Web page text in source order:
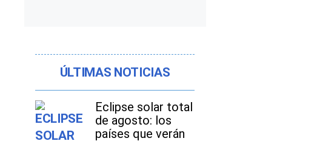
ÚLTIMAS NOTICIAS
Eclipse solar total
de agosto: los
países que verán